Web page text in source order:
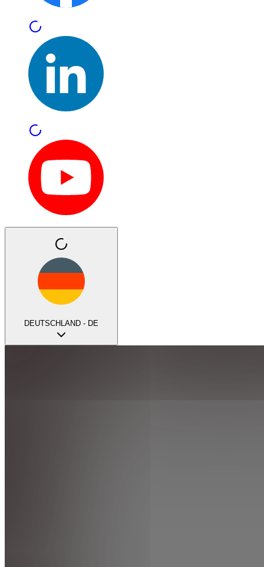
DEUTSCHLAND - DE